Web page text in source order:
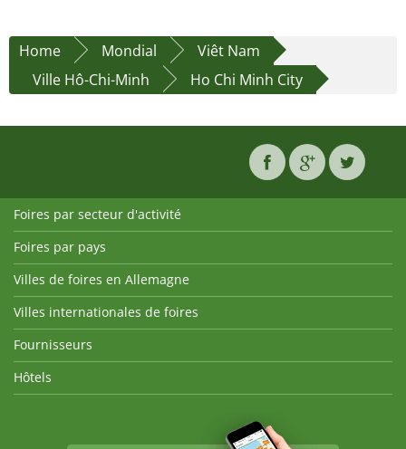
Home Mondial
Viêt Nam
Ville Hô-Chi-Minh
Ho Chi Minh City
Foires par secteur d'activité
Foires par pays
Villes de foires en Allemagne
Villes internationales de foires
Fournisseurs
Hôtels